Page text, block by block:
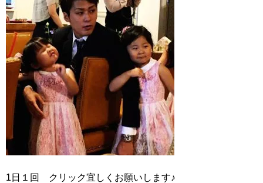
1日１回 クリック宜しくお願いします♪